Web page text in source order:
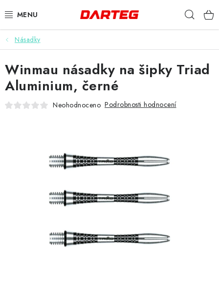
na
ŠIPKY
TERČE
DOPLŇKY K TERČI
HRÁČI ŠIPEK
Násadky
Winmau násadky na šipky Triad
Aluminium, černé
Neohodnoceno Podrobnosti hodnocení